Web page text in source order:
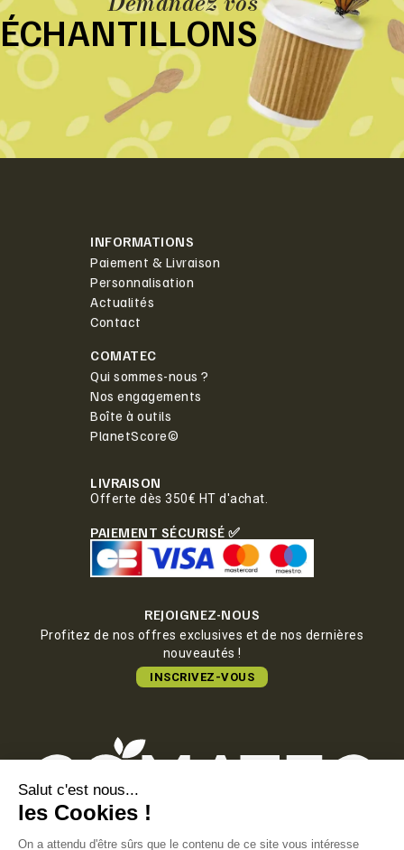
ÉCHANTILLONS
INFORMATIONS
Paiement & Livraison
Personnalisation
Actualités
Contact
COMATEC
Qui sommes-nous ?
Nos engagements
Boîte à outils
PlanetScore©
LIVRAISON
Offerte dès 350€ HT d'achat.
PAIEMENT SÉCURISÉ ✅
REJOIGNEZ-NOUS
Profitez de nos offres exclusives et de nos dernières
nouveautés !
INSCRIVEZ-VOUS